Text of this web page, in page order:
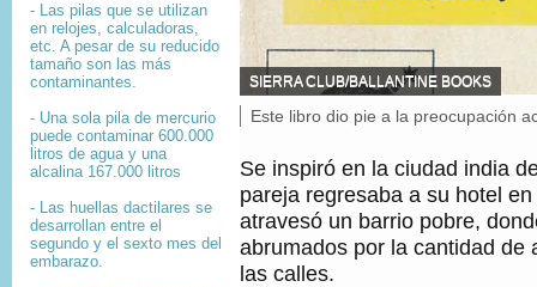
- Las pilas que se utilizan
en relojes, calculadoras,
etc. A pesar de su reducido
tamaño son las más
contaminantes.
- Una sola pila de mercurio
puede contaminar 600.000
litros de agua y una
alcalina 167.000 litros
- Las huellas dactilares se
desarrollan entre el
segundo y el sexto mes del
embarazo.
F
U
E
T
E
D
E
L
A
I
SIERRA CLUB/BALLANTINE BOOKS
P
e
d
e
f
o
t
Este libro dio pie a la preocupación
Se inspiró en la ciudad india
pareja regresaba a su hotel
atravesó un barrio pobre,
abrumados por la cantidad de
las calles.